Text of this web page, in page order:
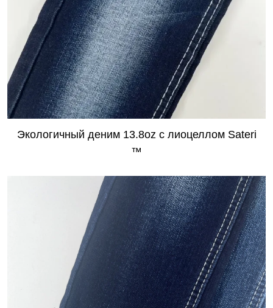
​Экологичный деним 13.8oz с лиоцеллом Sateri
™